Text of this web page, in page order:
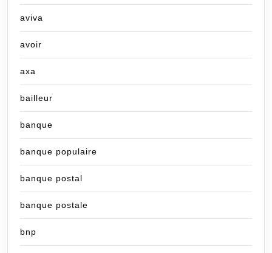
aviva
avoir
axa
bailleur
banque
banque populaire
banque postal
banque postale
bnp